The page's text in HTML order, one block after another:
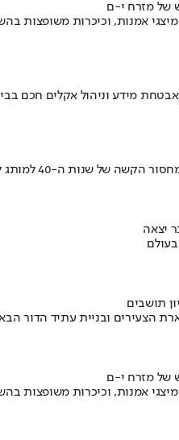
של מזרח י-ם
מידע וניהול אקלים חכם
יצאה
הצעירים ובניית עתיד הדור
של מזרח י-ם